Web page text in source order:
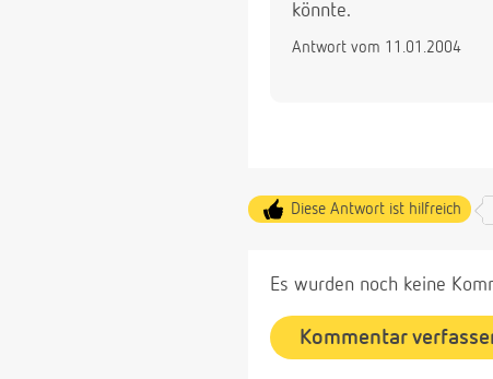
könnte.
Antwort vom 11.01.2004
Diese Antwort ist hilfreich
Es wurden noch keine
Kommentar